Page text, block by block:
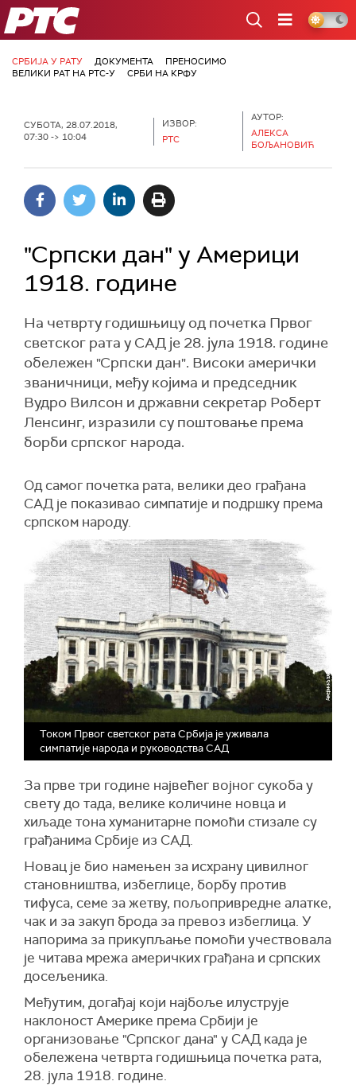
РТС
СРБИЈА У РАТУ ДОКУМЕНТА
ПРЕНОСИМО
ВЕЛИКИ РАТ НА РТС-У
СРБИ НА КРФУ
СУБОТА, 28.07.2018,
07:30 -> 10:04
ИЗВОР:
РТС
АУТОР:
АЛЕКСА
БОЉАНОВИЋ
"Српски дан" у Америци
1918. године
На четврту годишњицу од почетка Првог
светског рата у САД је 28. јула 1918. године
обележен "Српски дан". Високи амерички
званичници, међу којима и председник
Вудро Вилсон и државни секретар Роберт
Ленсинг, изразили су поштовање према
борби српског народа.
Од самог почетка рата, велики део грађана
САД је показивао симпатије и подршку према
српском народу.
Током Првог светског рата Србија је уживала
симпатије народа и руководства САД
За прве три године највећег војног сукоба у
свету до тада, велике количине новца и
хиљаде тона хуманитарне помоћи стизале су
грађанима Србије из САД.
Новац је био намењен за исхрану цивилног
становништва, избеглице, борбу против
тифуса, семе за жетву, пољопривредне алатке,
чак и за закуп брода за превоз избеглица. У
напорима за прикупљање помоћи учествовала
је читава мрежа америчких грађана и српских
досељеника.
Међутим, догађај који најбоље илуструје
наклоност Америке према Србији је
организовање "Српског дана" у САД када је
обележена четврта годишњица почетка рата,
28. јула 1918. године.